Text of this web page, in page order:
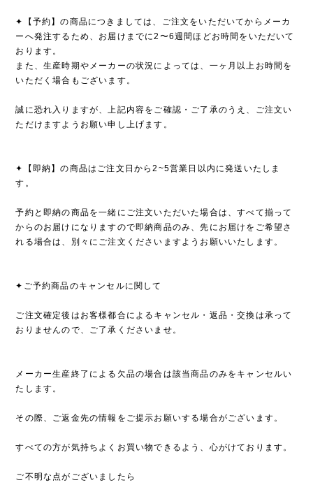
✦【予約】の商品につきましては、ご注文をいただいてからメーカ
ーへ発注するため、お届けまでに2〜6週間ほどお時間をいただいて
おります。
また、生産時期やメーカーの状況によっては、一ヶ月以上お時間を
いただく場合もございます。
誠に恐れ入りますが、上記内容をご確認・ご了承のうえ、ご注文い
ただけますようお願い申し上げます。
✦【即納】の商品はご注文日から2~5営業日以内に発送いたしま
す。
予約と即納の商品を一緒にご注文いただいた場合は、すべて揃って
からのお届けになりますので即納商品のみ、先にお届けをご希望さ
れる場合は、別々にご注文くださいますようお願いいたします。
✦ご予約商品のキャンセルに関して
ご注文確定後はお客様都合によるキャンセル・返品・交換は承って
おりませんので、ご了承くださいませ。
メーカー生産終了による欠品の場合は該当商品のみをキャンセルい
たします。
その際、ご返金先の情報をご提示お願いする場合がございます。
すべての方が気持ちよくお買い物できるよう、心がけております。
ご不明な点がございましたら